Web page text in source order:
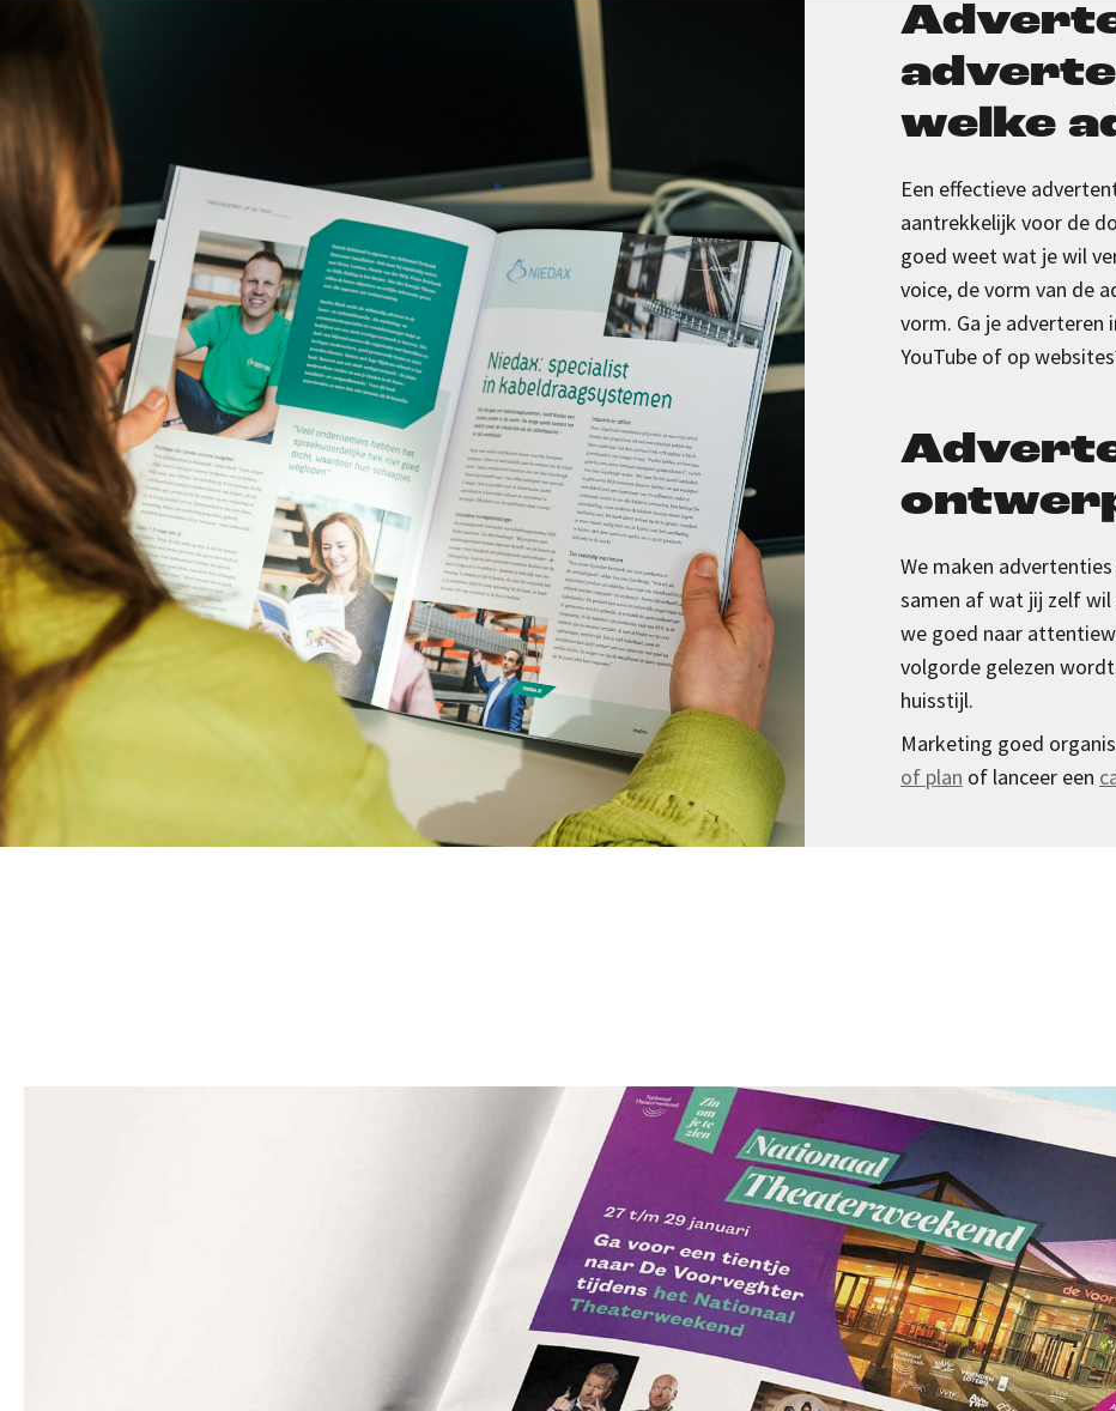
welke
Een effectieve
aantrekkelijk voor de
goed weet wat je wil
voice, devorm van de
vorm. Ga je adverteren
YouTube of op
We maken
samen af wat jij zelf
we goed naar
volgorde gelezen
huisstijl.
Marketing goed
of plan of lanceer een